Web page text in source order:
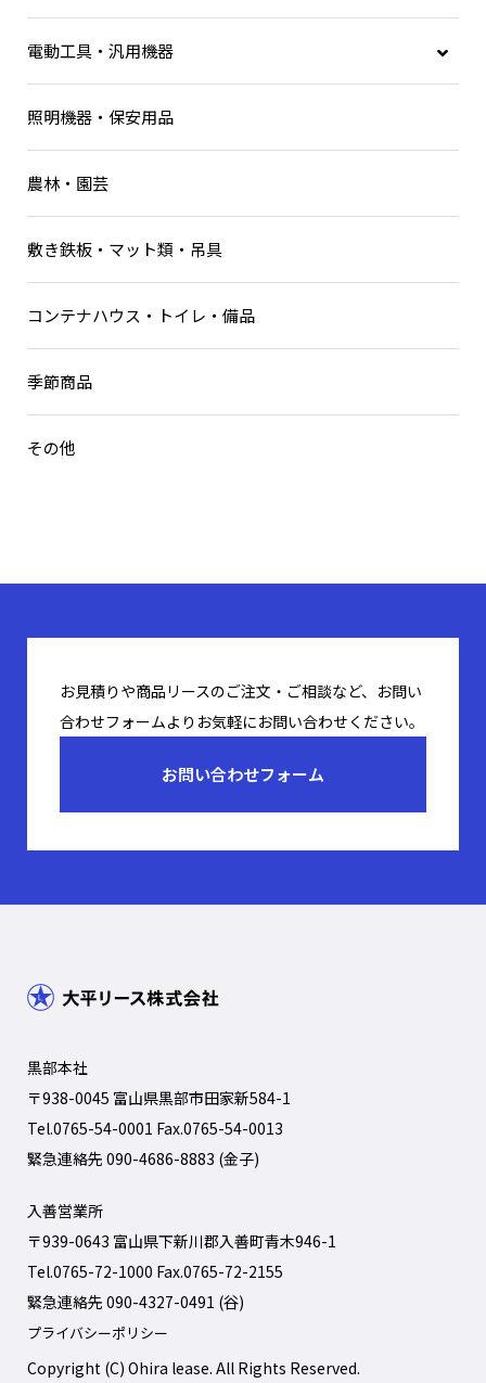
電動工具・汎用機器
鉄筋カッター・鉄筋加工機械
照明機器・保安用品
農林・園芸
敷き鉄板・マット類・吊具
コンテナハウス・トイレ・備品
季節商品
その他
お見積りや商品リースのご注文・ご相談など、お問い
合わせフォームよりお気軽にお問い合わせください。
お問い合わせフォーム
黒部本社
〒938-0045 富山県黒部市田家新584-1
Tel.0765-54-0001 Fax.0765-54-0013
緊急連絡先 090-4686-8883 (金子)
入善営業所
〒939-0643 富山県下新川郡入善町青木946-1
Tel.0765-72-1000 Fax.0765-72-2155
緊急連絡先 090-4327-0491 (谷)
プライバシーポリシー
Copyright (C) Ohira lease. All Rights Reserved.